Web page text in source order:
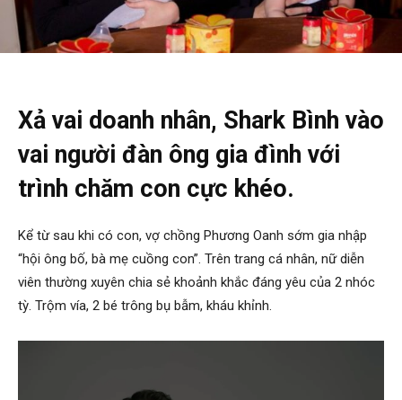
Xả vai doanh nhân, Shark Bình vào
vai người đàn ông gia đình với
trình chăm con cực khéo.
Kể từ sau khi có con, vợ chồng Phương Oanh sớm gia nhập
“hội ông bố, bà mẹ cuồng con”. Trên trang cá nhân, nữ diễn
viên thường xuyên chia sẻ khoảnh khắc đáng yêu của 2 nhóc
tỳ. Trộm vía, 2 bé trông bụ bẫm, kháu khỉnh.